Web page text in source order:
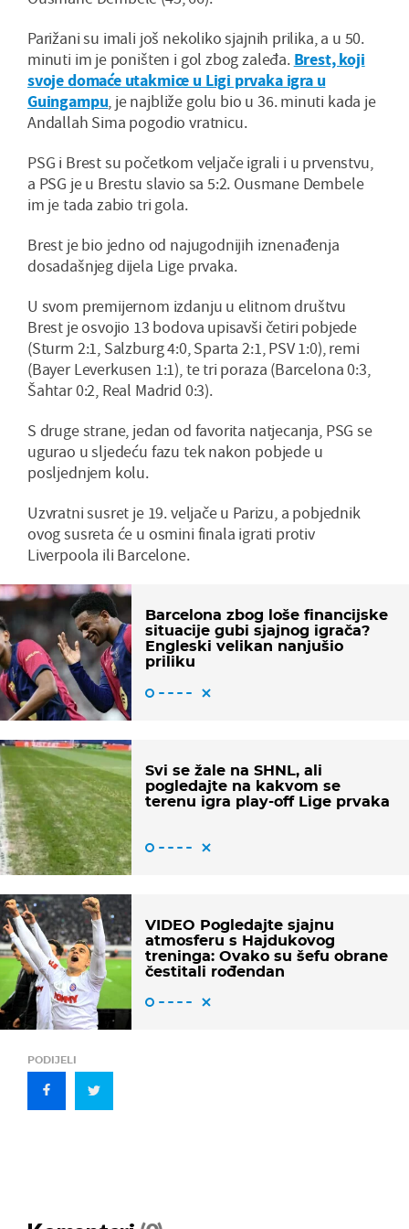
Parižani su imali još nekoliko sjajnih prilika, a u 50.
minuti im je poništen i gol zbog zaleđa. Brest, koji
svoje domaće utakmice u Ligi prvaka igra u
Guingampu, je najbliže golu bio u 36. minuti kada je
Andallah Sima pogodio vratnicu.
PSG i Brest su početkom veljače igrali i u prvenstvu,
a PSG je u Brestu slavio sa 5:2. Ousmane Dembele
im je tada zabio tri gola.
Brest je bio jedno od najugodnijih iznenađenja
dosadašnjeg dijela Lige prvaka.
U svom premijernom izdanju u elitnom društvu
Brest je osvojio 13 bodova upisavši četiri pobjede
(Sturm 2:1, Salzburg 4:0, Sparta 2:1, PSV 1:0), remi
(Bayer Leverkusen 1:1), te tri poraza (Barcelona 0:3,
Šahtar 0:2, Real Madrid 0:3).
S druge strane, jedan od favorita natjecanja, PSG se
ugurao u sljedeću fazu tek nakon pobjede u
posljednjem kolu.
Uzvratni susret je 19. veljače u Parizu, a pobjednik
ovog susreta će u osmini finala igrati protiv
Liverpoola ili Barcelone.
Barcelona zbog loše financijske
situacije gubi sjajnog igrača?
Engleski velikan nanjušio
priliku
Svi se žale na SHNL, ali
pogledajte na kakvom se
terenu igra play-off Lige prvaka
VIDEO Pogledajte sjajnu
atmosferu s Hajdukovog
treninga: Ovako su šefu obrane
čestitali rođendan
PODIJELI